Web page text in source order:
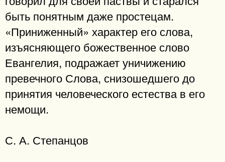
быть понятным даже простецам.
«Приниженный» характер его слова,
изъясняющего божественное слово
Евангелия, подражает уничижению
превечного Слова, снизошедшего до
принятия человеческого естества в его
немощи.
С. А. Степанцов